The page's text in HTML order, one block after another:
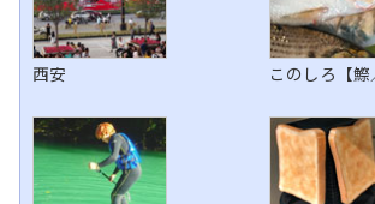
西安 このしろ【鰶